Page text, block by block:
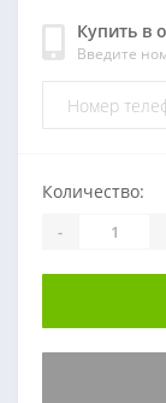
Купить в
Введите
Количество:
-